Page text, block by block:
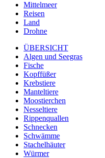
Mittelmeer
Reisen
Land
Drohne
ÜBERSICHT
Algen und Seegras
Fische
Kopffüßer
Krebstiere
Manteltiere
Moostierchen
Nesseltiere
Rippenquallen
Schnecken
Schwämme
Stachelhäuter
Würmer